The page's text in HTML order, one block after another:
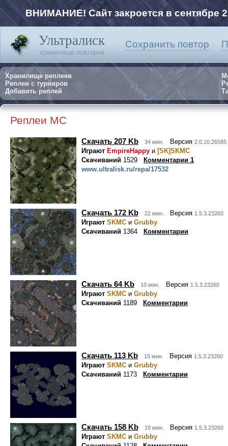
ВНИМАНИЕ! Сайт закроется в сентябре
Ультралиск
хранилище повторов
Сохранить повтор
Хранилище реплеев
Реплеи с турниров
Добавить реплей
Реплеи MC
Скачать 207 Kb 34 мин. Версия 2.0.10.26585
Играют EmpireHappy и [SK]SKMC
Скачиваний 1529
Комментарии 1
www.ultralisk.ru/repa/17532
Скачать 172 Kb 22 мин. Версия 1.5.3.23260
Играют SKMC и Grubby
Скачиваний 1364 Комментарии
Скачать 64 Kb 10 мин. Версия 1.5.3.23260
Играют SKMC и Grubby
Скачиваний 1189 Комментарии
Скачать 113 Kb 15 мин. Версия 1.5.3.23260
Играют SKMC и Grubby
Скачиваний 1173 Комментарии
Скачать 158 Kb 19 мин. Версия 1.5.3.23260
Играют SKMC и Grubby